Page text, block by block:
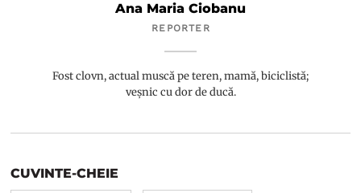
Ana Maria Ciobanu
REPORTER
Fost clovn, actual muscă pe teren, mamă, biciclistă;
veșnic cu dor de ducă.
CUVINTE-CHEIE